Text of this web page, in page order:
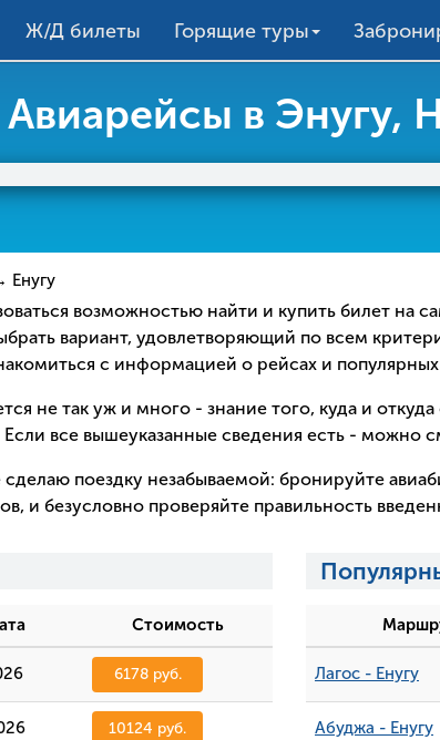
Ж/Д билеты Горящие туры
Авиарейсы в Энугу,
Енугу
возможностью найти и купить билет на
вариант, удовлетворяющий по всем
с информацией о рейсах и
не так уж и много - знание того, куда и
все вышеуказанные сведения есть - можно
поездку незабываемой: бронируйте
и безусловно проверяйте правильность
Стоимость
6178 руб.
10124 руб.
Лагос - Енугу
Абуджа - Енугу